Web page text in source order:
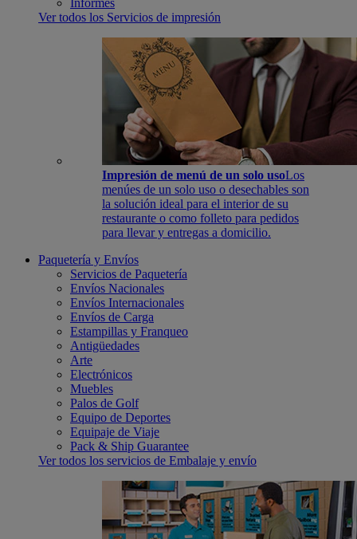
Informes
Ver todos los Servicios de impresión
Impresión de menú de un solo usoLos
menúes de un solo uso o desechables son
la solución ideal para el interior de su
restaurante o como folleto para pedidos
para llevar y entregas a domicilio.
Paquetería y Envíos
Servicios de Paquetería
Envíos Nacionales
Envíos Internacionales
Envíos de Carga
Estampillas y Franqueo
Antigüedades
Arte
Electrónicos
Muebles
Palos de Golf
Equipo de Deportes
Equipaje de Viaje
Pack & Ship Guarantee
Ver todos los servicios de Embalaje y envío